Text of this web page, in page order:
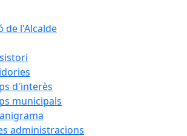
de l'Alcalde
d'interès
municipals
administracions